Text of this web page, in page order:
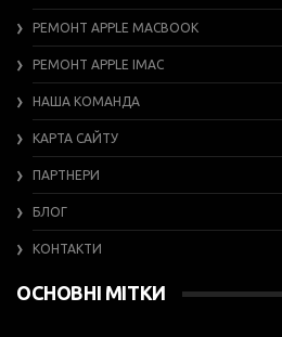
РЕМОНТ APPLE MACBOOK
РЕМОНТ APPLE IMAC
НАША КОМАНДА
КАРТА САЙТУ
ПАРТНЕРИ
БЛОГ
КОНТАКТИ
ОСНОВНІ МІТКИ